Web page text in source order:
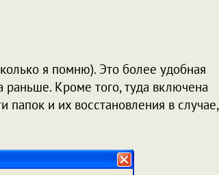
я помню). Это более удобная
раньше. Кроме того, туда включена
и их восстановления в случае,